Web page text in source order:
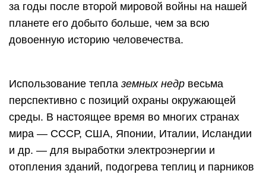
за годы после второй мировой войны на нашей
планете его добыто больше, чем за всю
довоенную историю человечества.
Использование тепла земных недр весьма
перспективно с позиций охраны окружающей
среды. В настоящее время во многих странах
мира — СССР, США, Японии, Италии, Исландии
и др. — для выработки электроэнергии и
отопления зданий, подогрева теплиц и парников